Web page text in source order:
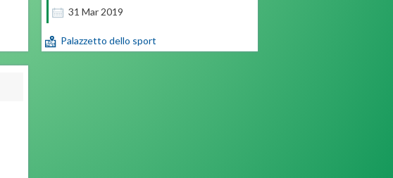
31 Mar 2019
Palazzetto dello sport